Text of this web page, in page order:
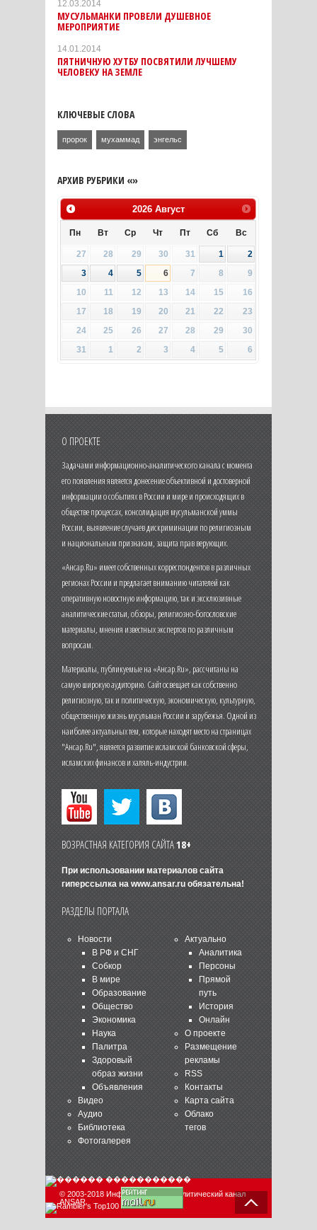
12.03.2014
МУСУЛЬМАНКИ ПРОВЕЛИ ДУШЕВНОЕ
МЕРОПРИЯТИЕ
14.01.2014
ПЯТНИЧНУЮ ХУТБУ ПОСВЯТИЛИ ЛУЧШЕМУ
ЧЕЛОВЕКУ НА ЗЕМЛЕ
КЛЮЧЕВЫЕ СЛОВА
пророк мухаммад энгельс
АРХИВ РУБРИКИ «»
2026 Август
Пн Вт Ср Чт Пт Сб Вс
27 28 29 30 31 1
2
3
4 5 6 7 8
9
10
11 12 13 14 15
16
17
18 19 20 21 22
23
24
25 26 27 28 29
30
31
1 2 3 4 5 6
О ПРОЕКТЕ
Задачами информационно-аналитического канала с момента
его появления является донесение объективной и достоверной
информации о событиях в России и мире и происходящих в
обществе процессах, консолидация мусульманской уммы
России, выявление случаев дискриминации по религиозным
и национальным признакам, защита прав верующих.
«Ансар.Ru» имеет собственных корреспондентов в различных
регионах России и предлагает вниманию читателей как
оперативную новостную информацию, так и эксклюзивные
аналитические статьи, обзоры, религиозно-богословские
материалы, мнения известных экспертов по различным
вопросам.
Материалы, публикуемые на «Ансар.Ru», рассчитаны на
самую широкую аудиторию. Сайт освещает как собственно
религиозную, так и политическую, экономическую, культурную,
общественную жизнь мусульман России и зарубежья. Одной из
наиболее актуальных тем, которые находят место на страницах
"Ансар.Ru", является развитие исламской банковской сферы,
исламских финансов и халяль-индустрии.
ВОЗРАСТНАЯ КАТЕГОРИЯ САЙТА18+
При использовании материалов сайта
гиперссылка на www.ansar.ruобязательна!
РАЗДЕЛЫ ПОРТАЛА
Новости
В РФ и СНГ
Собкор
В мире
Образование
Общество
Экономика
Наука
Палитра
Здоровый
образ жизни
Объявления
Видео
Аудио
Библиотека
Фотогалерея
Актуально
Аналитика
Персоны
Прямой
путь
История
Онлайн
О проекте
Размещение
рекламы
RSS
Контакты
Карта сайта
Облако
тегов
© 2003-2018 Информационно-аналитический канал
ANSAR